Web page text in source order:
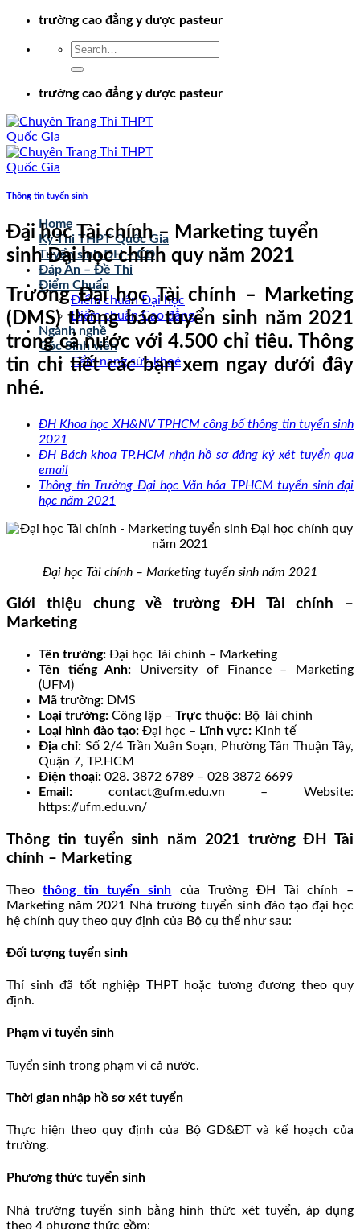
Chuyểntrường cao đẳng y dược pasteur
trường cao đẳng y dược pasteur
Home
Kỳ Thi THPT Quốc Gia
Tuyển sinh ĐH – CĐ
Đáp Án – Đề Thi
Điểm Chuẩn
Điểm chuẩn Đại học
Điểm chuẩn Cao đẳng
Ngành nghề
Góc Sinh viên
Cẩm nang sức khoẻ
Thông tin tuyển sinh
Đại học Tài chính – Marketing tuyển
sinh Đại học chính quy năm 2021
Trường Đại học Tài chính – Marketing
(DMS) thông báo tuyển sinh năm 2021
trong cả nước với 4.500 chỉ tiêu. Thông
tin chi tiết các bạn xem ngay dưới đây
nhé.
ĐH Khoa học XH&NV TPHCM công bố thông tin tuyển sinh
2021
ĐH Bách khoa TP.HCM nhận hồ sơ đăng ký xét tuyển qua
email
Thông tin Trường Đại học Văn hóa TPHCM tuyển sinh đại
học năm 2021
Đại học Tài chính – Marketing tuyển sinh năm 2021
Giới thiệu chung về trường ĐH Tài chính –
Marketing
Tên trường: Đại học Tài chính – Marketing
Tên tiếng Anh: University of Finance – Marketing
(UFM)
Mã trường: DMS
Loại trường: Công lập – Trực thuộc: Bộ Tài chính
Loại hình đào tạo: Đại học – Lĩnh vực: Kinh tế
Địa chỉ: Số 2/4 Trần Xuân Soạn, Phường Tân Thuận Tây,
Quận 7, TP.HCM
Điện thoại: 028. 3872 6789 – 028 3872 6699
Email: contact@ufm.edu.vn – Website:
https://ufm.edu.vn/
Thông tin tuyển sinh năm 2021 trường ĐH Tài
chính – Marketing
Theothông tin tuyển sinh của Trường ĐH Tài chính –
Marketing năm 2021 Nhà trường tuyển sinh đào tạo đại học
hệ chính quy theo quy định của Bộ cụ thể như sau:
Đối tượng tuyển sinh
Thí sinh đã tốt nghiệp THPT hoặc tương đương theo quy
định.
Phạm vi tuyển sinh
Tuyển sinh trong phạm vi cả nước.
Thời gian nhập hồ sơ xét tuyển
Thực hiện theo quy định của Bộ GD&ĐT và kế hoạch của
trường.
Phương thức tuyển sinh
Nhà trường tuyển sinh bằng hình thức xét tuyển, áp dụng
theo 4 phương thức gồm: